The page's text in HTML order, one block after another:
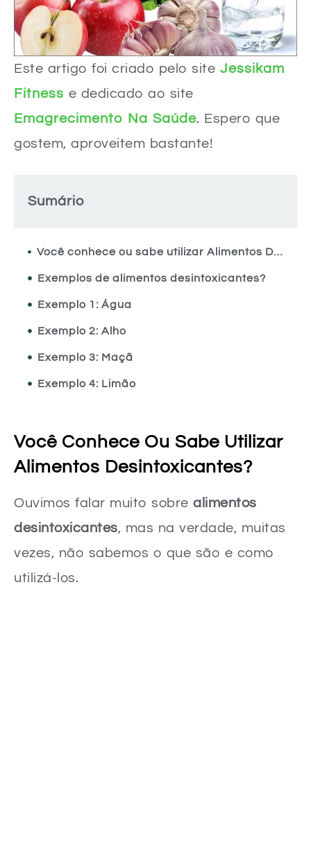
Este artigo foi criado pelo site Jessikam
Fitness e dedicado ao site
Emagrecimento Na Saúde. Espero que
gostem, aproveitem bastante!
Sumário
Você conhece ou sabe utilizar Alimentos Desintoxicantes?
Exemplos de alimentos desintoxicantes?
Exemplo 1: Água
Exemplo 2: Alho
Exemplo 3: Maçã
Exemplo 4: Limão
Exemplo 6: Salsa
Você Conhece Ou Sabe Utilizar
Alimentos Desintoxicantes?
Ouvimos falar muito sobre alimentos
desintoxicantes, mas na verdade, muitas
vezes, não sabemos o que são e como
utilizá-los.